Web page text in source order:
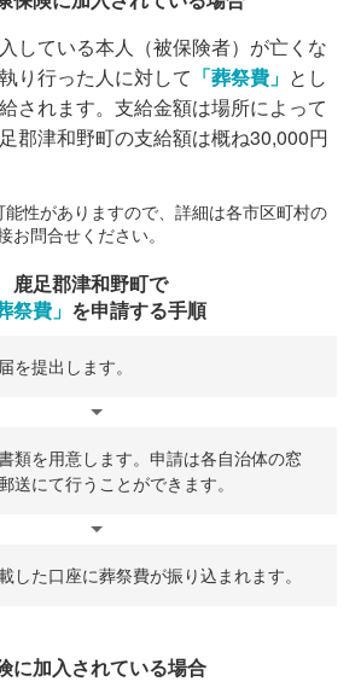
している本人（被保険者）が亡くな
り行った人に対して 「葬祭費」 とし
されます。支給金額は場所によって
郡津和野町の支給額は概ね30,000円
性がありますので、詳細は各市区町村の
お問合せください。
鹿足郡津和野町で
祭費」 を申請する手順
を提出します。
類を用意します。申請は各自治体の窓
送にて行うことができます。
した口座に葬祭費が振り込まれます。
に加入されている場合